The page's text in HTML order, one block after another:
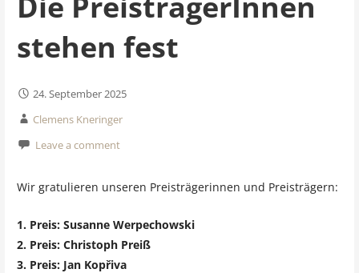
stehen fest
24. September 2025
Clemens Kneringer
Leave a comment
Wir gratulieren unseren Preisträgerinnen und Preisträgern:
1. Preis: Susanne Werpechowski
2. Preis: Christoph Preiß
3. Preis: Jan Kopřiva